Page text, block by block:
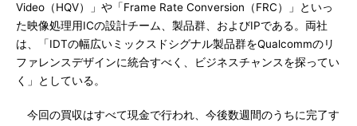
Video（HQV）」や「Frame Rate Conversion（FRC）」といっ
た映像処理用ICの設計チーム、製品群、およびIPである。両社
は、「IDTの幅広いミックスドシグナル製品群をQualcommのリ
ファレンスデザインに統合すべく、ビジネスチャンスを探ってい
く」としている。
今回の買収はすべて現金で行われ、今後数週間のうちに完了す